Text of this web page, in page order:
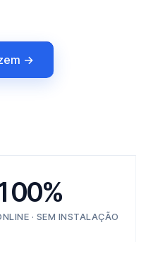
→
· SEM INSTALAÇÃO